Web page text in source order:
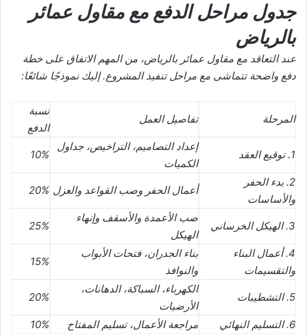
جدول مراحل الدفع مع مقاول عمائر
بالرياض
عند التعاقد مع مقاول عمائر بالرياض، من المهم الاتفاق على خطة
دفع واضحة تتماشى مع مراحل تنفيذ المشروع. إليك نموذجًا شائعًا:
المرحلة تفاصيل العمل
نسبة
الدفع
1. توقيع العقد
إعداد التصاميم، التراخيص، جداول
الكميات
10%
2. بدء الحفر
والأساسات
أعمال الحفر وصب القواعد والعزل 20%
3. الهيكل الخرساني
صب الأعمدة والأسقف وإنهاء
الهيكل
25%
4. أعمال البناء
والتقسيمات
بناء الجدران، فتحات الأبواب
والنوافذ
15%
5. التشطيبات
الكهرباء، السباكة، الدهانات،
الأرضيات
20%
6. التسليم النهائي مراجعة الأعمال، تسليم المفتاح
10%